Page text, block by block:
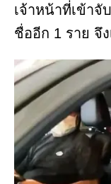
เจ้าหน้าที่เข้า
ชื่ออีก 1 ราย จึ